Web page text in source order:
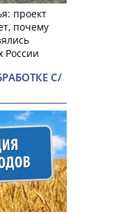
проект
почему
России
С/